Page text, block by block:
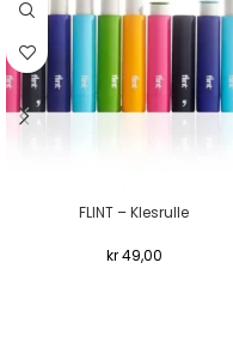
FLINT – Klesrulle
kr49,00